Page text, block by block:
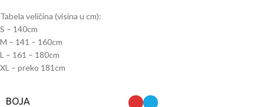
Tabela veličina (visina u cm):
S – 140cm
M – 141 – 160cm
L – 161 – 180cm
XL – preko 181cm
BOJA